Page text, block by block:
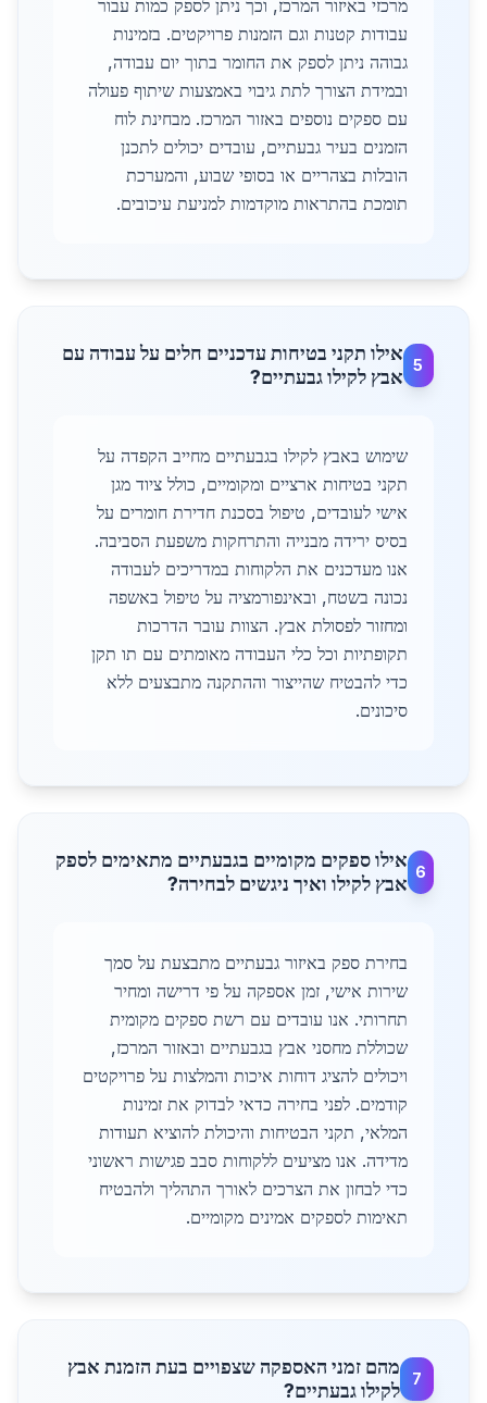
מרכזי באיזור המרכז, וכך ניתן לספק כמות עבור
עבודות קטנות וגם הזמנות פרויקטים. בזמינות
גבוהה ניתן לספק את החומר בתוך יום עבודה,
ובמידת הצורך לתת גיבוי באמצעות שיתוף פעולה
עם ספקים נוספים באזור המרכז. מבחינת לוח
הזמנים בעיר גבעתיים, עובדים יכולים לתכנן
הובלות בצהריים או בסופי שבוע, והמערכת
תומכת בהתראות מוקדמות למניעת עיכובים.
5
אילו תקני בטיחות עדכניים חלים על עבודה עם
אבץ לקילו גבעתיים?
שימוש באבץ לקילו בגבעתיים מחייב הקפדה על
תקני בטיחות ארציים ומקומיים, כולל ציוד מגן
אישי לעובדים, טיפול בסכנת חדירת חומרים על
בסיס ירידה מבנייה והתרחקות משפעת הסביבה.
אנו מעדכנים את הלקוחות במדריכים לעבודה
נכונה בשטח, ובאינפורמציה על טיפול באשפה
ומחזור לפסולת אבץ. הצוות עובר הדרכות
תקופתיות וכל כלי העבודה מאומתים עם תו תקן
כדי להבטיח שהייצור וההתקנה מתבצעים ללא
סיכונים.
6
אילו ספקים מקומיים בגבעתיים מתאימים לספק
אבץ לקילו ואיך ניגשים לבחירה?
בחירת ספק באיזור גבעתיים מתבצעת על סמך
שירות אישי, זמן אספקה על פי דרישה ומחיר
תחרותי. אנו עובדים עם רשת ספקים מקומית
שכוללת מחסני אבץ בגבעתיים ובאזור המרכז,
ויכולים להציג דוחות איכות והמלצות על פרויקטים
קודמים. לפני בחירה כדאי לבדוק את זמינות
המלאי, תקני הבטיחות והיכולת להוציא תעודות
מדידה. אנו מציעים ללקוחות סבב פגישות ראשוני
כדי לבחון את הצרכים לאורך התהליך ולהבטיח
תאימות לספקים אמינים מקומיים.
7
מהם זמני האספקה שצפויים בעת הזמנת אבץ
לקילו גבעתיים?